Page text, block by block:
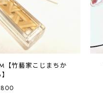
【竹藝家こじまちか